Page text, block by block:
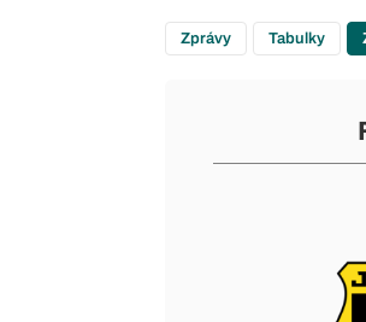
Zprávy Tabulky